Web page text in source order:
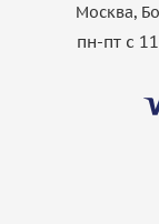
Москва,
пн-пт с